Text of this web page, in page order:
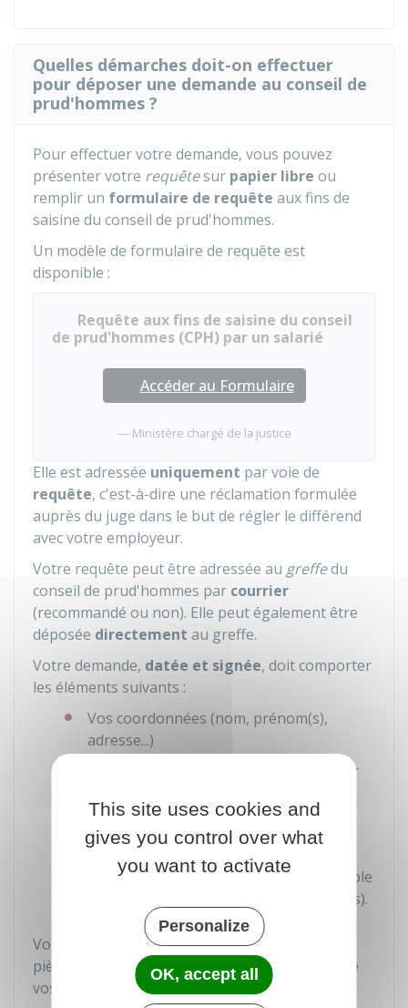
Quelles démarches doit-on effectuer
pour déposer une demande au conseil de
prud'hommes ?
Pour effectuer votre demande, vous pouvez
présenter votre requêtesur papier libre ou
remplir un formulaire de requête aux fins de
saisine du conseil de prud'hommes.
Un modèle de formulaire de requête est
disponible :
Requête aux fins de saisine du conseil
de prud'hommes (CPH) par un salarié
Accéder au Formulaire
Ministère chargé de la justice
Elle est adressée uniquement par voie de
requête, c'est-à-dire une réclamation formulée
auprès du juge dans le but de régler le différend
avec votre employeur.
Votre requête peut être adressée au greffedu
conseil de prud'hommes par courrier
(recommandé ou non). Elle peut également être
déposée directement au greffe.
Votre demande, datée et signée, doit comporter
les éléments suivants :
Vos coordonnées (nom, prénom(s),
adresse...)
(employeur
des motifs de votre
demande. Elle doit mentionner l'ensemble
(sommes réclamées).
Votre demande doit êtreaccompagnée
pièces que vous souhaitez invoquer à l'appui de
vos prétentions.
This site uses cookies and
gives you control over what
you want to activate
Personalize
OK, accept all